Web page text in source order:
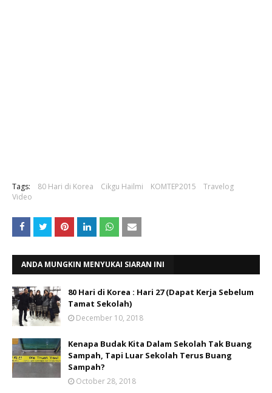
Tags: 80 Hari di Korea Cikgu Hailmi KOMTEP2015
Travelog
Video
ANDA MUNGKIN MENYUKAI SIARAN INI
80 Hari di Korea : Hari 27 (Dapat Kerja Sebelum
Tamat Sekolah)
December 10, 2018
Kenapa Budak Kita Dalam Sekolah Tak Buang
Sampah, Tapi Luar Sekolah Terus Buang
Sampah?
October 28, 2018